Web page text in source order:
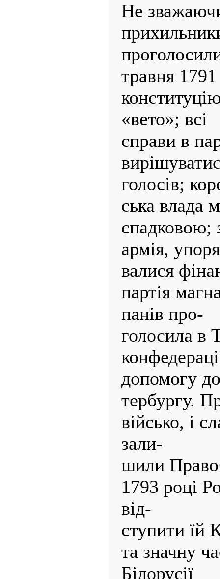
Не
травня
«вето»; всі
справи в
голосів;
ська влада
спадковою;
армія,
валися
партія
панів про-
голосила в
допомогу
тербургу.
військо, і
зали-
шили
1793 році
від-
ступити їй
та значну
Білорусії